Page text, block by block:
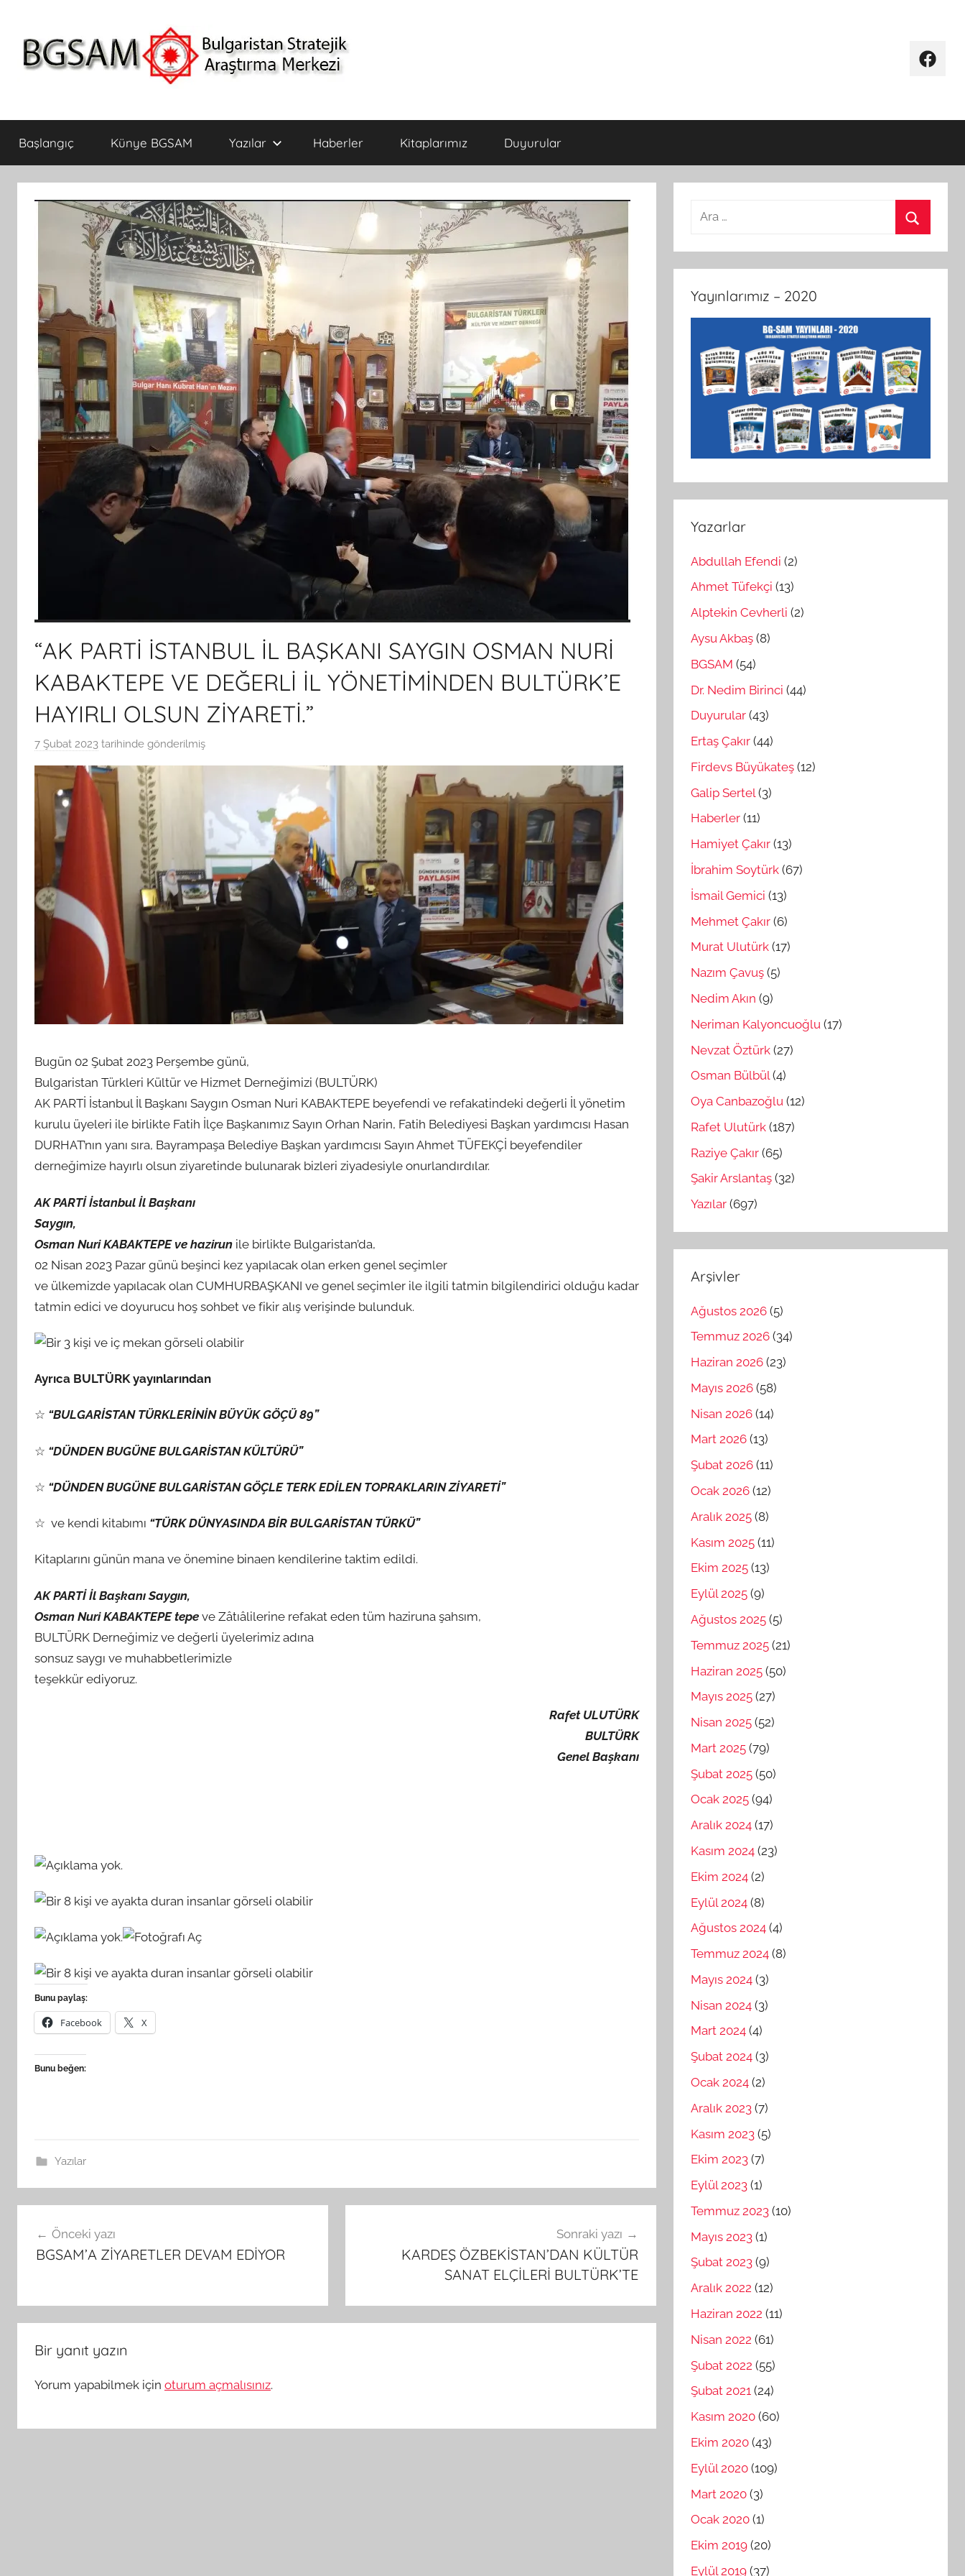
BGSAM
Stratejik
Araştırma
Başlangıç Künye BGSAM Yazılar Haberler Kitaplarımız Duyurular
“AK PARTİ İSTANBUL İL BAŞKANI SAYGIN OSMAN NURİ
KABAKTEPE VE DEĞERLİ İL YÖNETİMİNDEN BULTÜRK’E
HAYIRLI OLSUN ZİYARETİ.”
7 Şubat 2023 tarihinde gönderilmiş
G
M
a
r
a
Bugün 02 Şubat 2023 Perşembe günü,
Bulgaristan Türkleri Kültür ve Hizmet Derneğimizi (BULTÜRK)
AK PARTİ İstanbul İl Başkanı Saygın Osman Nuri KABAKTEPE beyefendi ve refakatindeki değerli İl yönetim
kurulu üyeleri ile birlikte Fatih İlçe Başkanımız Sayın Orhan Narin, Fatih Belediyesi Başkan yardımcısı Hasan
DURHAT’nın yanı sıra, Bayrampaşa Belediye Başkan yardımcısı Sayın Ahmet TÜFEKÇİ beyefendiler
derneğimize hayırlı olsun ziyaretinde bulunarak bizleri ziyadesiyle onurlandırdılar.
AK PARTİ İstanbul İl Başkanı
Saygın,
Osman Nuri KABAKTEPE ve hazirun ile birlikte Bulgaristan’da,
02 Nisan 2023 Pazar günü beşinci kez yapılacak olan erken genel seçimler
ve ülkemizde yapılacak olan CUMHURBAŞKANI ve genel seçimler ile ilgili tatmin bilgilendirici olduğu kadar
tatmin edici ve doyurucu hoş sohbet ve fikir alış verişinde bulunduk.
Ayrıca BULTÜRK yayınlarından
☆ “BULGARİSTAN TÜRKLERİNİN BÜYÜK GÖÇÜ 89”
☆ “DÜNDEN BUGÜNE BULGARİSTAN KÜLTÜRÜ”
☆ “DÜNDEN BUGÜNE BULGARİSTAN GÖÇLE TERK EDİLEN TOPRAKLARIN ZİYARETİ”
☆ ve kendi kitabımı “TÜRK DÜNYASINDA BİR BULGARİSTAN TÜRKÜ”
Kitaplarını günün mana ve önemine binaen kendilerine taktim edildi.
AK PARTİ İl Başkanı Saygın,
Osman Nuri KABAKTEPE tepe ve Zâtıâlilerine refakat eden tüm haziruna şahsım,
BULTÜRK Derneğimiz ve değerli üyelerimiz adına
sonsuz saygı ve muhabbetlerimizle
teşekkür ediyoruz.
Rafet ULUTÜRK
BULTÜRK
Genel Başkanı
Bunu paylaş:
Facebook X
Bunu beğen:
Yazılar
gezinmesi
Önceki yazı
BGSAM’A ZİYARETLER DEVAM EDİYOR
Sonraki yazı
KARDEŞ ÖZBEKİSTAN’DAN KÜLTÜR
SANAT ELÇİLERİ BULTÜRK’TE
Bir yanıt yazın
Yorum yapabilmek için oturum açmalısınız.
Arama:
Yayınlarımız – 2020
Yazarlar
Abdullah Efendi (2)
Ahmet Tüfekçi (13)
Alptekin Cevherli (2)
Aysu Akbaş (8)
BGSAM (54)
Dr. Nedim Birinci (44)
Duyurular (43)
Ertaş Çakır (44)
Firdevs Büyükateş (12)
Galip Sertel (3)
Haberler (11)
Hamiyet Çakır (13)
İbrahim Soytürk (67)
İsmail Gemici (13)
Mehmet Çakır (6)
Murat Ulutürk (17)
Nazım Çavuş (5)
Nedim Akın (9)
Neriman Kalyoncuoğlu (17)
Nevzat Öztürk (27)
Osman Bülbül(4)
Oya Canbazoğlu (12)
Rafet Ulutürk (187)
Raziye Çakır (65)
Şakir Arslantaş (32)
Yazılar (697)
Arşivler
Ağustos 2026 (5)
Temmuz 2026 (34)
Haziran 2026 (23)
Mayıs 2026 (58)
Nisan 2026 (14)
Mart 2026 (13)
Şubat 2026 (11)
Ocak 2026 (12)
Aralık 2025 (8)
Kasım 2025 (11)
Ekim 2025 (13)
Eylül 2025 (9)
Ağustos 2025 (5)
Temmuz 2025 (21)
Haziran 2025 (50)
Mayıs 2025 (27)
Nisan 2025 (52)
Mart 2025 (79)
Şubat 2025 (50)
Ocak 2025 (94)
Aralık 2024 (17)
Kasım 2024 (23)
Ekim 2024 (2)
Eylül 2024 (8)
Ağustos 2024 (4)
Temmuz 2024 (8)
Mayıs 2024 (3)
Nisan 2024 (3)
Mart 2024 (4)
Şubat 2024 (3)
Ocak 2024 (2)
Aralık 2023 (7)
Kasım 2023 (5)
Ekim 2023 (7)
Eylül 2023 (1)
Temmuz 2023 (10)
Mayıs 2023 (1)
Şubat 2023 (9)
Aralık 2022 (12)
Haziran 2022 (11)
Nisan 2022 (61)
Şubat 2022 (55)
Şubat 2021 (24)
Kasım 2020 (60)
Ekim 2020 (43)
Eylül 2020 (109)
Mart 2020 (3)
Ocak 2020 (1)
Ekim 2019 (20)
Eylül 2019 (37)